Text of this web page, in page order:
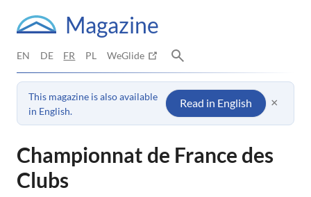
Magazine
EN DE FR PL WeGlide
This magazine is also available
in English.
Read in English ×
Championnat de France des
Clubs